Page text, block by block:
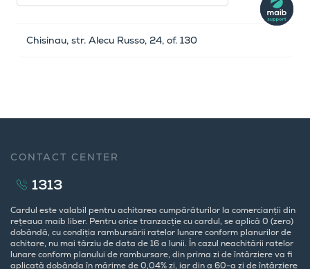
Chisinau, str. Alecu Russo, 24, of. 130
CONTACT CENTER
1313
Cardul este valabil pentru achitarea cumpărăturilor la comercianții din
rețeaua maib liber. Pentru orice tranzacție cu cardul, se aplică 0 (zero)
dobândă, cu condiția rambursării ratelor lunare conform planurilor de
achitare, nu mai târziu de data de 16 a lunii. În cazul neachitării ratelor
lunare conform planului de rambursare, din prima zi de întârziere va fi
aplicată dobânda în mărime de 0,04% zi, iar din a 60-a zi de întârziere